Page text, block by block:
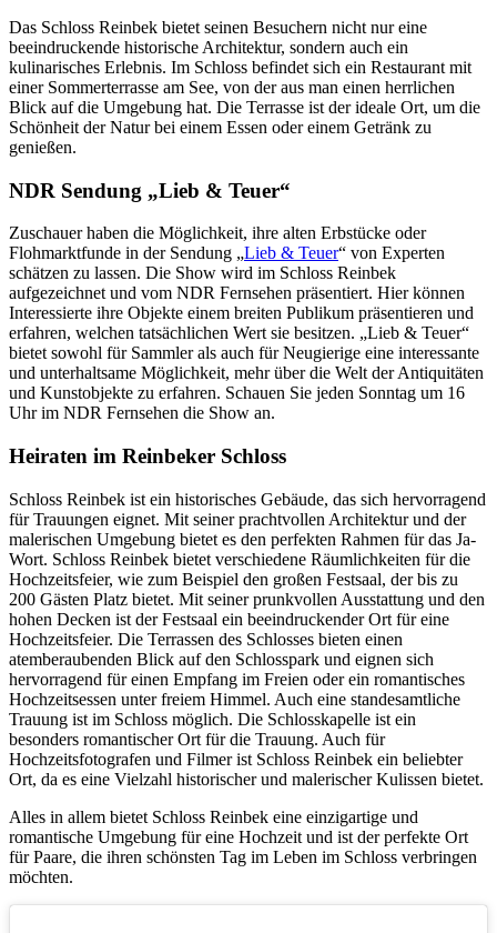
Das Schloss Reinbek bietet seinen Besuchern nicht nur eine
beeindruckende historische Architektur, sondern auch ein
kulinarisches Erlebnis. Im Schloss befindet sich ein Restaurant mit
einer Sommerterrasse am See, von der aus man einen herrlichen
Blick auf die Umgebung hat. Die Terrasse ist der ideale Ort, um die
Schönheit der Natur bei einem Essen oder einem Getränk zu
genießen.
NDR Sendung „Lieb & Teuer“
Zuschauer haben die Möglichkeit, ihre alten Erbstücke oder
Flohmarktfunde in der Sendung „Lieb & Teuer“ von Experten
schätzen zu lassen. Die Show wird im Schloss Reinbek
aufgezeichnet und vom NDR Fernsehen präsentiert. Hier können
Interessierte ihre Objekte einem breiten Publikum präsentieren und
erfahren, welchen tatsächlichen Wert sie besitzen. „Lieb & Teuer“
bietet sowohl für Sammler als auch für Neugierige eine interessante
und unterhaltsame Möglichkeit, mehr über die Welt der Antiquitäten
und Kunstobjekte zu erfahren. Schauen Sie jeden Sonntag um 16
Uhr im NDR Fernsehen die Show an.
Heiraten im Reinbeker Schloss
Schloss Reinbek ist ein historisches Gebäude, das sich hervorragend
für Trauungen eignet. Mit seiner prachtvollen Architektur und der
malerischen Umgebung bietet es den perfekten Rahmen für das Ja-
Wort. Schloss Reinbek bietet verschiedene Räumlichkeiten für die
Hochzeitsfeier, wie zum Beispiel den großen Festsaal, der bis zu
200 Gästen Platz bietet. Mit seiner prunkvollen Ausstattung und den
hohen Decken ist der Festsaal ein beeindruckender Ort für eine
Hochzeitsfeier. Die Terrassen des Schlosses bieten einen
atemberaubenden Blick auf den Schlosspark und eignen sich
hervorragend für einen Empfang im Freien oder ein romantisches
Hochzeitsessen unter freiem Himmel. Auch eine standesamtliche
Trauung ist im Schloss möglich. Die Schlosskapelle ist ein
besonders romantischer Ort für die Trauung. Auch für
Hochzeitsfotografen und Filmer ist Schloss Reinbek ein beliebter
Ort, da es eine Vielzahl historischer und malerischer Kulissen bietet.
Alles in allem bietet Schloss Reinbek eine einzigartige und
romantische Umgebung für eine Hochzeit und ist der perfekte Ort
für Paare, die ihren schönsten Tag im Leben im Schloss verbringen
möchten.